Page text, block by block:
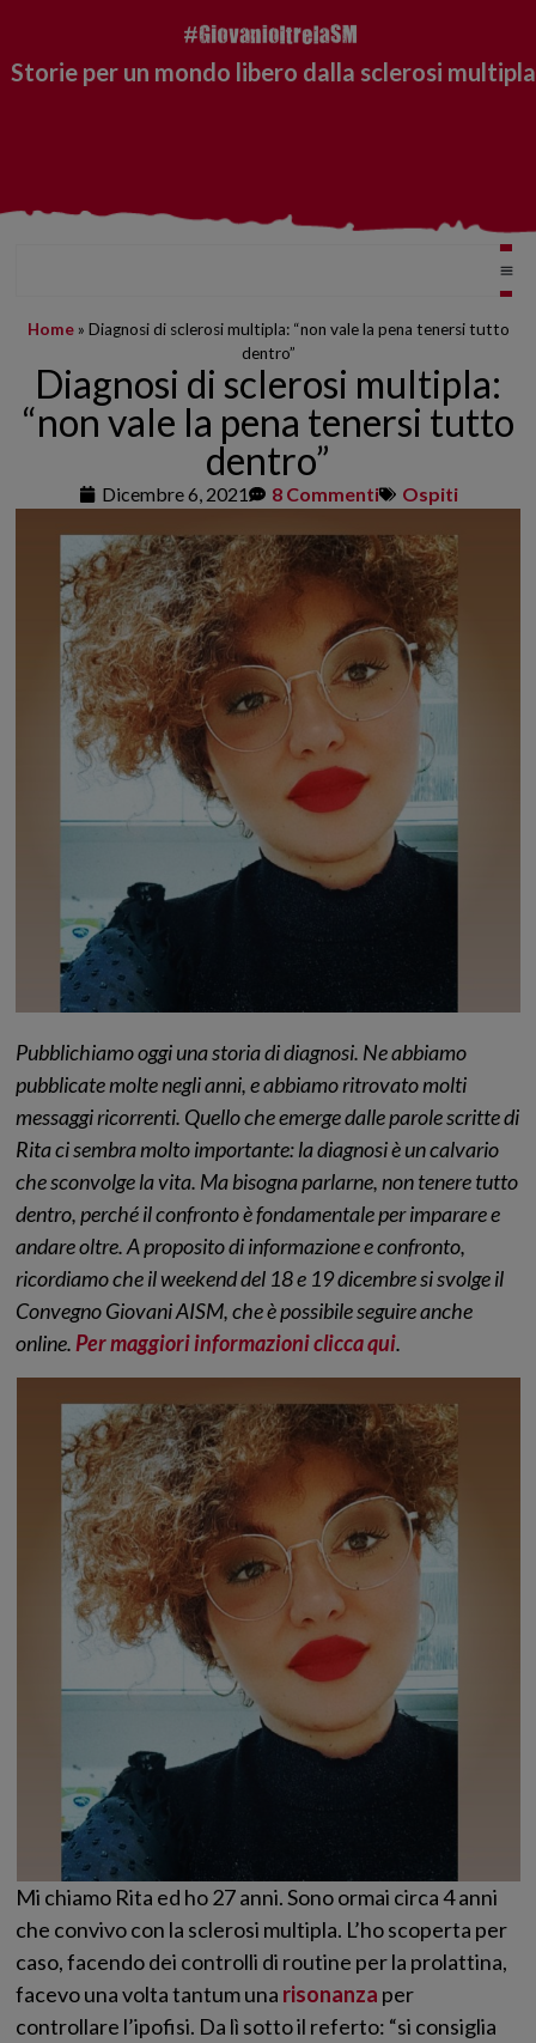
Storie per un mondo libero dalla sclerosi multipla
Home» Diagnosi di sclerosi multipla: “non vale la pena tenersi tutto
dentro”
Diagnosi di sclerosi multipla:
“non vale la pena tenersi tutto
dentro”
Dicembre 6, 2021 8 Commenti Ospiti
Pubblichiamo oggi una storia di diagnosi. Ne abbiamo
pubblicate molte negli anni, e abbiamo ritrovato molti
messaggi ricorrenti. Quello che emerge dalle parole scritte di
Rita ci sembra molto importante: la diagnosi è un calvario
che sconvolge la vita. Ma bisogna parlarne, non tenere tutto
dentro, perché il confronto è fondamentale per imparare e
andare oltre. A proposito di informazione e confronto,
ricordiamo che il weekend del 18 e 19 dicembre si svolge il
Convegno Giovani AISM, che è possibile seguire anche
online. Per maggiori informazioni clicca qui.
Mi chiamo Rita ed ho 27 anni. Sono ormai circa 4 anni
che convivo con la sclerosi multipla. L’ho scoperta per
caso, facendo dei controlli di routine per la prolattina,
facevo una volta tantum una risonanza per
controllare l’ipofisi. Da lì sotto il referto: “si consiglia